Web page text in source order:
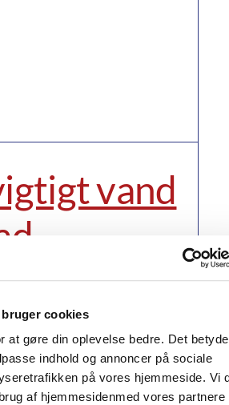
bruger cookies
at gøre din oplevelse bedre. Det
indhold og annoncer på sociale
på vores hjemmeside. Vi
af hjemmesidenmed vores partnere
vand
i Tchad